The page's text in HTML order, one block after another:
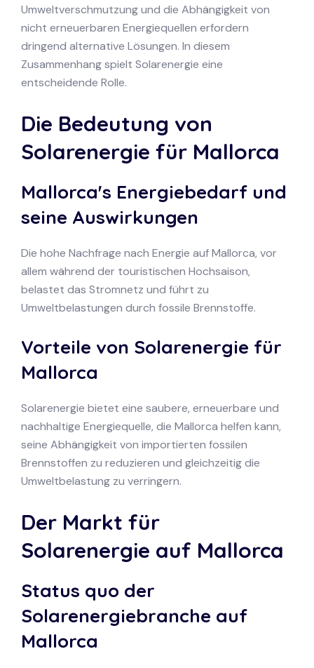
Umweltverschmutzung und die Abhängigkeit von
nicht erneuerbaren Energiequellen erfordern
dringend alternative Lösungen. In diesem
Zusammenhang spielt Solarenergie eine
entscheidende Rolle.
Die Bedeutung von
Solarenergie für Mallorca
Mallorca's Energiebedarf und
seine Auswirkungen
Die hohe Nachfrage nach Energie auf Mallorca, vor
allem während der touristischen Hochsaison,
belastet das Stromnetz und führt zu
Umweltbelastungen durch fossile Brennstoffe.
Vorteile von Solarenergie für
Mallorca
Solarenergie bietet eine saubere, erneuerbare und
nachhaltige Energiequelle, die Mallorca helfen kann,
seine Abhängigkeit von importierten fossilen
Brennstoffen zu reduzieren und gleichzeitig die
Umweltbelastung zu verringern.
Der Markt für
Solarenergie auf Mallorca
Status quo der
Solarenergiebranche auf
Mallorca